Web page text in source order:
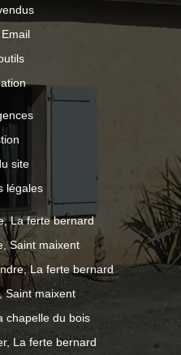
site
légales
La ferte bernard
Saint maixent
La ferte bernard
Saint maixent
chapelle du bois
La ferte bernard